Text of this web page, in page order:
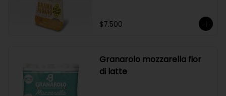
$7.500
Granarolo mozzarella fior
di latte